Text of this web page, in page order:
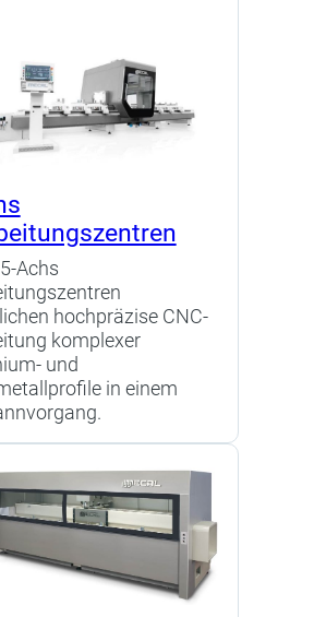
Achs
hochpräzise CNC-
komplexer
und
in einem